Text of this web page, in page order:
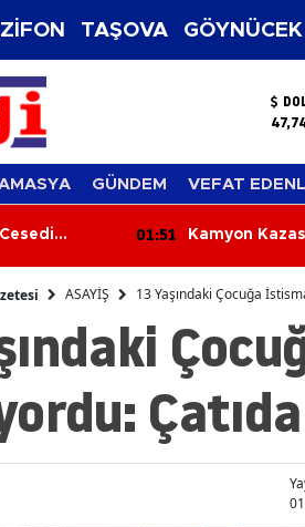
TAŞOVA GÖYNÜCEK
GÜNDEM VEFAT
01:51
Kamyon
ASAYİŞ 13 Yaşındaki Çocuğa